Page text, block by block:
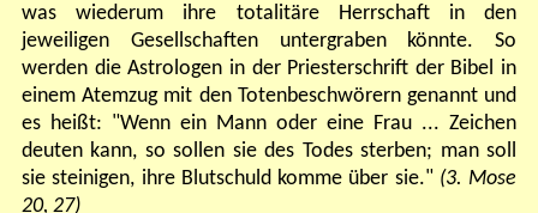
was wiederum ihre totalitäre Herrschaft in den
jeweiligen Gesellschaften untergraben könnte. So
werden die Astrologen in der Priesterschrift der Bibel in
einem Atemzug mit den Totenbeschwörern genannt und
es heißt: "Wenn ein Mann oder eine Frau ... Zeichen
deuten kann, so sollen sie des Todes sterben; man soll
sie steinigen, ihre Blutschuld komme über sie." (3. Mose
20, 27)